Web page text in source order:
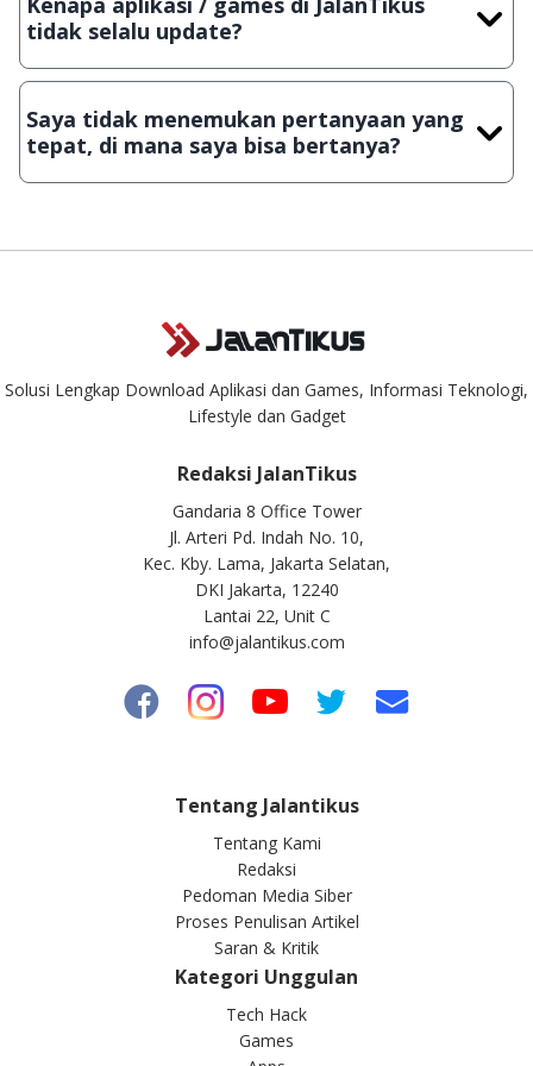
Lampiran File instalasi / (APK) jika Android
tidak selalu update?
Demi menjaga kualitas aplikasi dan games yang ada di
download secara manual, sehingga kuota sebesar ribuan
aplikasi & games tidak dapat tercapai dalam waktu yang
singkat.
Saya tidak menemukan pertanyaan yang
tepat, di mana saya bisa bertanya?
Kami dengan senang hati menjawab setiap pertanyaan yang
Solusi Lengkap Download Aplikasi dan Games, Informasi Teknologi,
Lifestyle dan Gadget
Redaksi JalanTikus
Gandaria 8 Office Tower
Jl. Arteri Pd. Indah No. 10,
Kec. Kby. Lama, Jakarta Selatan,
DKI Jakarta, 12240
Lantai 22, Unit C
info@jalantikus.com
Tentang Jalantikus
Tentang Kami
Redaksi
Pedoman Media Siber
Proses Penulisan Artikel
Saran & Kritik
Kategori Unggulan
Tech Hack
Games